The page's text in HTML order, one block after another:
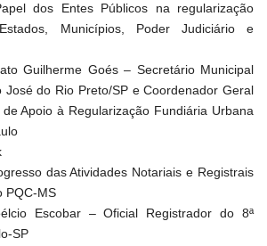
dos Entes Públicos na regularização
Municípios, Poder Judiciário e
Guilherme Goés – Secretário Municipal
José do Rio Preto/SP e Coordenador Geral
Apoio à Regularização Fundiária Urbana
das Atividades Notariais e Registrais
PQC-MS
Escobar – Oficial Registrador do 8ª
SP